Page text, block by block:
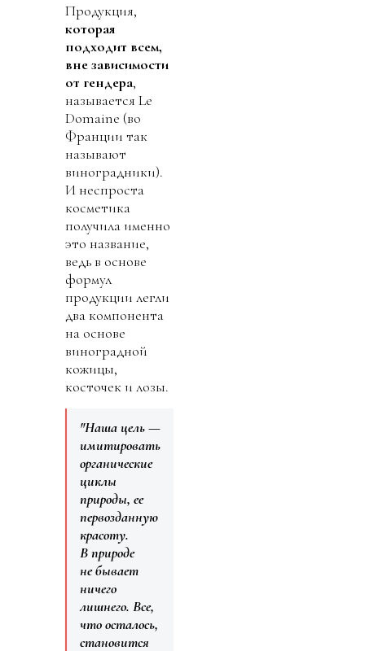
Продукция,
которая
подходит всем,
вне зависимости
от гендера,
называется Le
Domaine (во
Франции так
называют
виноградники).
И неспроста
косметика
получила именно
это название,
ведь в основе
формул
продукции легли
два компонента
на основе
виноградной
кожицы,
косточек и лозы.
"Наша цель —
имитировать
органические
циклы
природы, ее
первозданную
красоту.
В природе
не бывает
ничего
лишнего. Все,
что осталось,
становится